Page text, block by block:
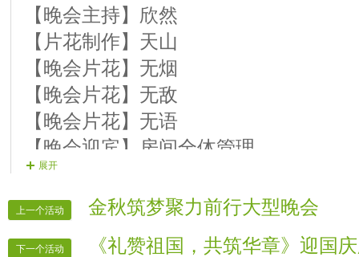
【晚会主持】欣然
【片花制作】天山
【晚会片花】无烟
【晚会片花】无敌
【晚会片花】无语
【晚会迎宾】房间全体管理
展开
上一个活动 金秋筑梦聚力前行大型晚会
下一个活动 《礼赞祖国，共筑华章》迎国